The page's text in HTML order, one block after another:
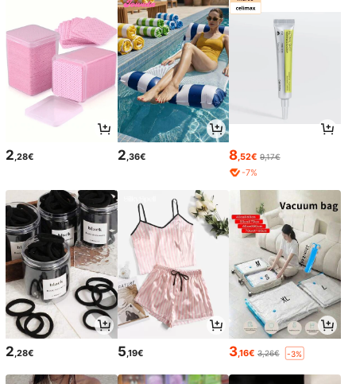
2,28€ 2,36€ 8,52€ 9,17€
-7%
2 ,28€ 5 ,19€ 3,16€ 3,26€ -3%